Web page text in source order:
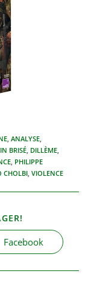
, ANALYSE,
BRISÉ, DILLÈME,
, PHILIPPE
CHOLBI, VIOLENCE
CONTENU
Ouvrir
dans
autre
Facebook